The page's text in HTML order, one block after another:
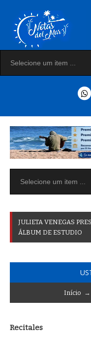
JULIETA VENEGAS PRES
ÁLBUM DE ESTUDIO
Início →
Recitales